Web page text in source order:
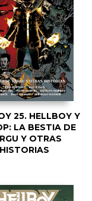
25. HELLBOY Y
LA BESTIA DE
Y OTRAS
HISTORIAS